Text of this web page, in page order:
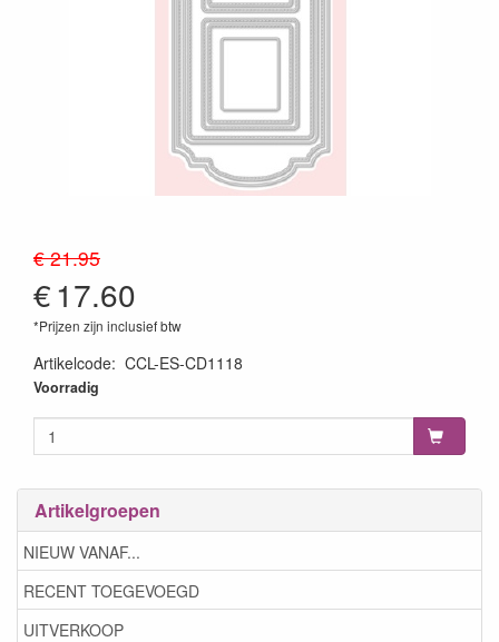
Artikelgroepen
NIEUW VANAF...
RECENT TOEGEVOEGD
UITVERKOOP
€ 21.95
€17.60
*Prijzen zijn inclusief btw
Artikelcode: CCL-ES-CD1118
8713943167861
Voorradig